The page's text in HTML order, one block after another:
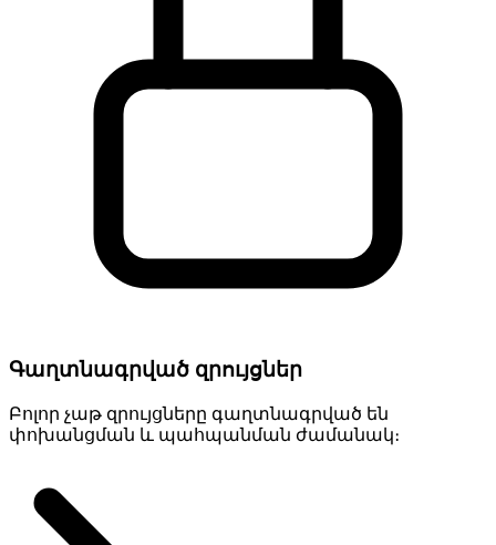
Գաղտնագրված զրույցներ
Բոլոր չաթ զրույցները գաղտնագրված են
փոխանցման և պահպանման ժամանակ։